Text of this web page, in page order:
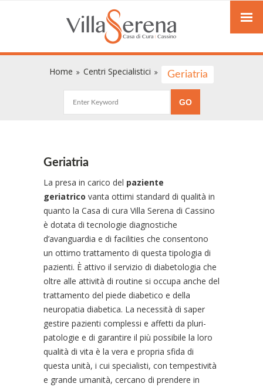
Home Centri Specialistici Geriatria
Geriatria
La presa in carico del paziente
geriatrico vanta ottimi standard di qualità in
quanto la Casa di cura Villa Serena di Cassino
è dotata di tecnologie diagnostiche
d’avanguardia e di facilities che consentono
un ottimo trattamento di questa tipologia di
pazienti. È attivo il servizio di diabetologia che
oltre alle attività di routine si occupa anche del
trattamento del piede diabetico e della
neuropatia diabetica. La necessità di saper
gestire pazienti complessi e affetti da pluri-
patologie e di garantire il più possibile la loro
qualità di vita è la vera e propria sfida di
questa unità, i cui specialisti, con tempestività
e grande umanità, cercano di prendere in